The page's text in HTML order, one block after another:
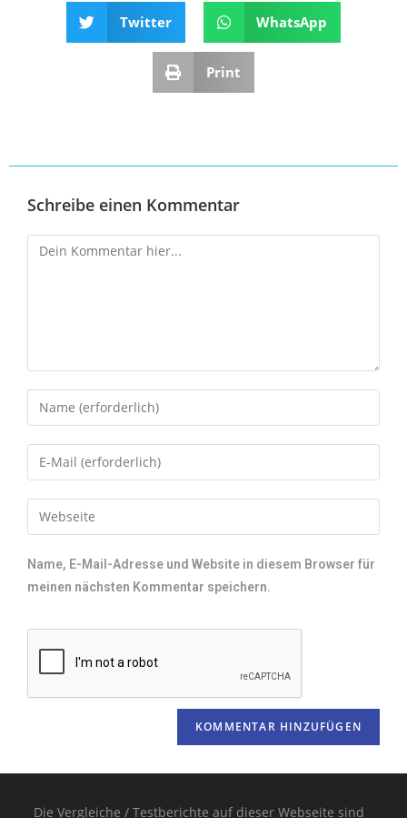
Twitter WhatsApp
Print
Schreibe einen Kommentar
Name, E-Mail-Adresse und Website in diesem Browser für
meinen nächsten Kommentar speichern.
Die Vergleiche / Testberichte auf dieser Webseite sind